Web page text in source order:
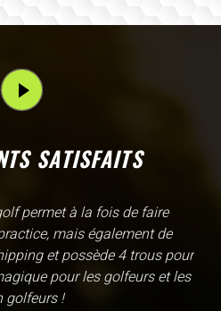
SATISFAITS
comme son nom l'indique est
practice exceptionnel. il y a
classic sur tapis mais aussi
le chipping, les bumqers...
à l'academy. Il n'y a pas assez